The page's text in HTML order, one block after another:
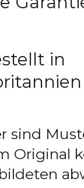
in
sind
Original